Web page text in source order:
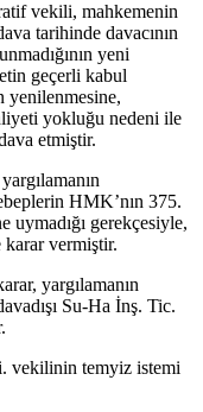
vekili, mahkemenin
tarihinde davacının
yeni
geçerli kabul
yenilenmesine,
yokluğu nedeni ile
etmiştir.
HMK’nın 375.
uymadığı gerekçesiyle,
karar vermiştir.
yargılamanın
Su-Ha İnş. Tic.
vekilinin temyiz istemi